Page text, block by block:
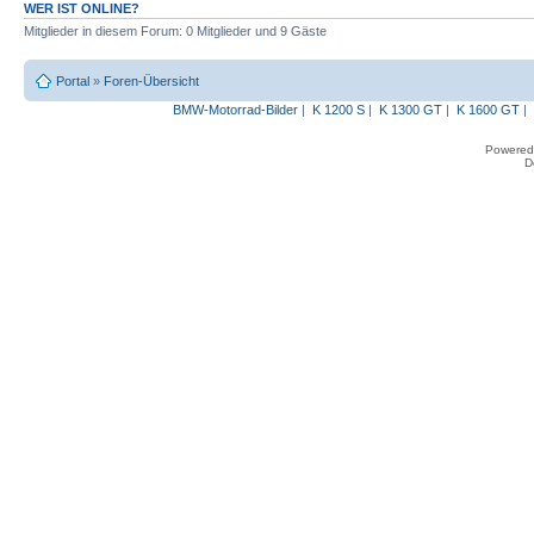
WER IST ONLINE?
Mitglieder in diesem Forum: 0 Mitglieder und 9 Gäste
Portal » Foren-Übersicht
BMW-Motorrad-Bilder| K 1200 S| K 1300 GT| K 1600 GT|